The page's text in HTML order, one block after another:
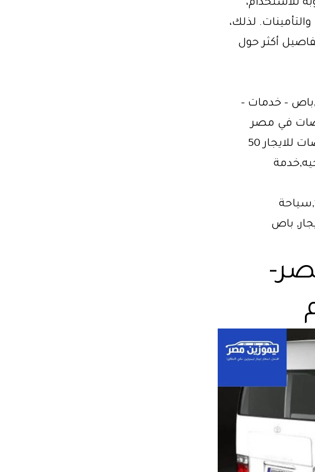
للاستخدام،
لذلك،
أكثر حول
– خدمات –
في مصر
50
باص